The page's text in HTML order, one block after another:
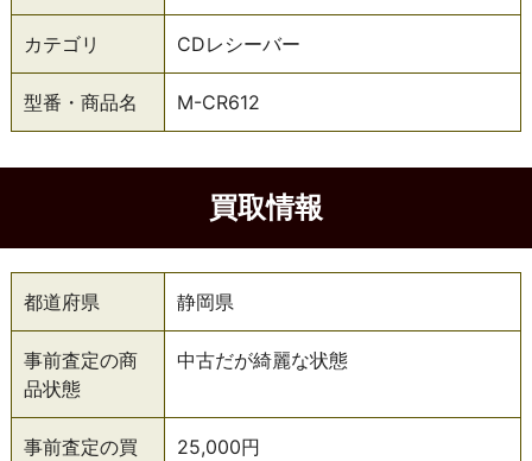
カテゴリ CDレシーバー
型番・商品名 M-CR612
買取情報
都道府県 静岡県
事前査定の商
品状態
中古だが綺麗な状態
事前査定の買
25,000円